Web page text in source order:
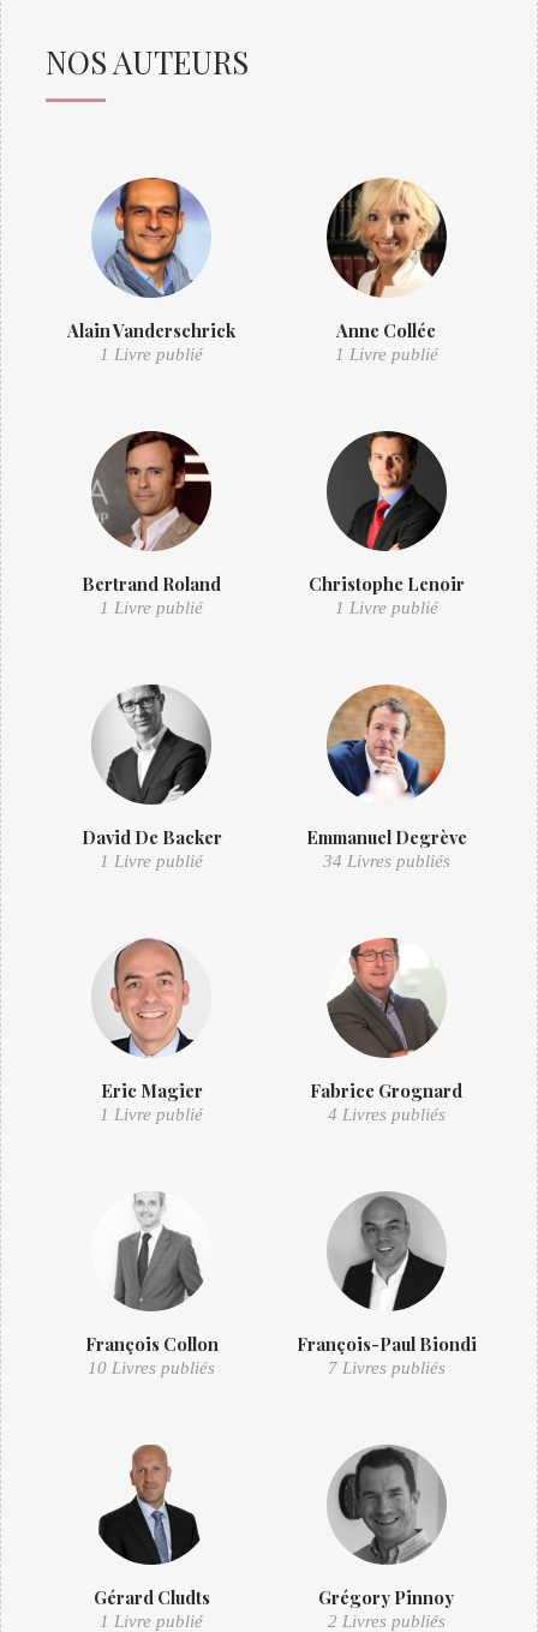
NOS AUTEURS
Alain Vanderschrick
1 Livre publié
Anne Collée
1 Livre publié
Bertrand Roland
1 Livre publié
Christophe Lenoir
1 Livre publié
David De Backer
1 Livre publié
Emmanuel Degrève
34 Livres publiés
Eric Magier
1 Livre publié
Fabrice Grognard
4 Livres publiés
François Collon
10 Livres publiés
François-Paul Biondi
7 Livres publiés
Gérard Cludts
1 Livre publié
Grégory Pinnoy
2 Livres publiés